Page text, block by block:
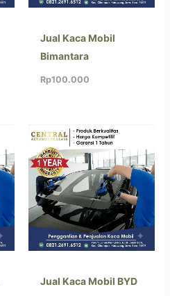
Jual Kaca Mobil
Bimantara
Rp100.000
Jual Kaca Mobil BYD